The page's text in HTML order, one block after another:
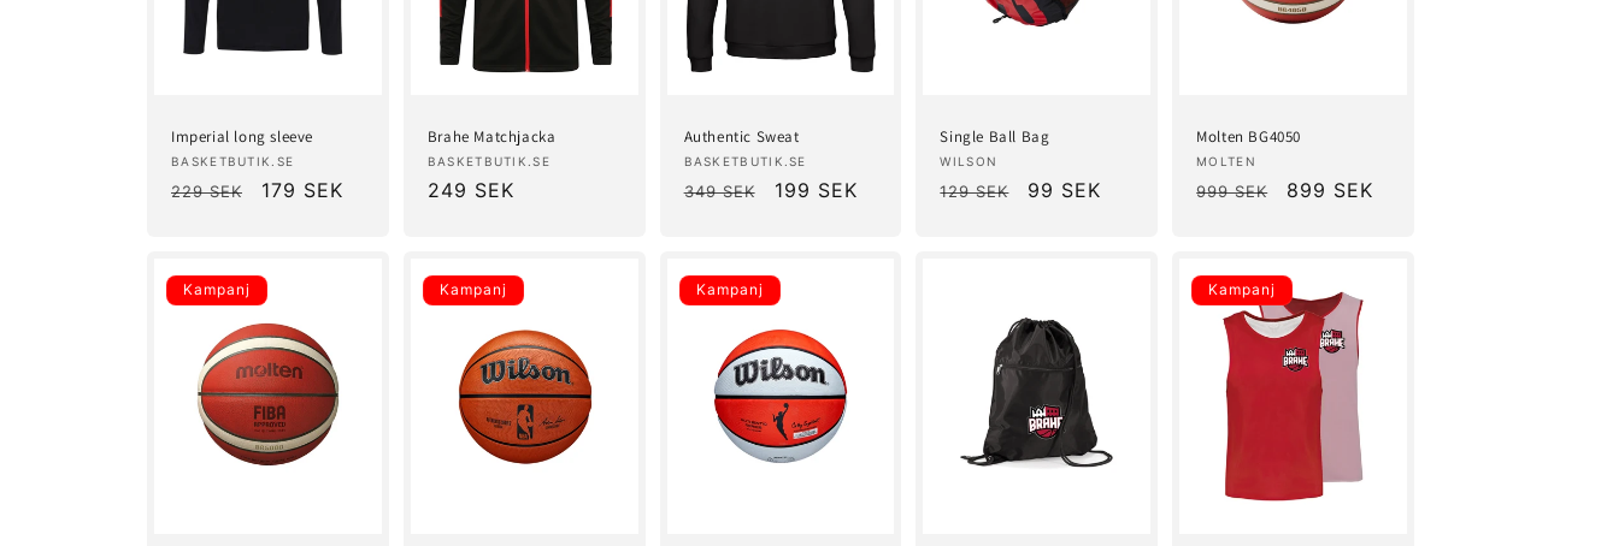
Imperial long sleeve
Säljare:
BASKETBUTIK.SE
Ordinarie
229 SEK Försäljningspris
179 SEK
Brahe Matchjacka
Säljare:
BASKETBUTIK.SE
Försäljningspris
249 SEK
Authentic Sweat
Säljare:
BASKETBUTIK.SE
Ordinarie
349 SEK Försäljningspris
199 SEK
Single Ball Bag
Säljare:
WILSON
Ordinarie
129 SEK Försäljningspris
99 SEK
Molten BG4050
Säljare:
MOLTEN
Ordinarie
999 SEK Försäljningspris
899 SEK
Kampanj Kampanj Kampanj Kampanj